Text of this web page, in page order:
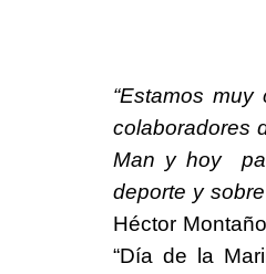
“Estamos
colaboradores
Man y hoy
deporte y
Héctor
“Día de la